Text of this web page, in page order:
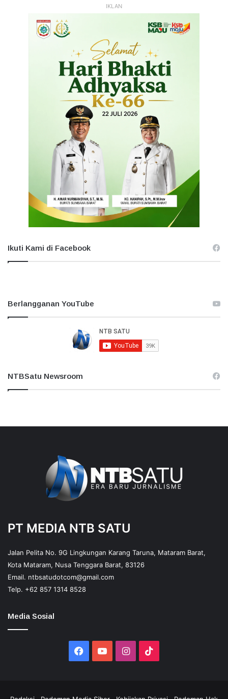
IKLAN
Ikuti Kami di Facebook
Berlangganan YouTube
NTBSatu Newsroom
PT MEDIA NTB SATU
Jalan Pelita No. 9G Lingkungan Karang Taruna, Mataram Barat,
Kota Mataram, Nusa Tenggara Barat, 83126
Email. ntbsatudotcom@gmail.com
Telp. +62 857 1314 8528
Media Sosial
Facebook
YouTubeInstagram